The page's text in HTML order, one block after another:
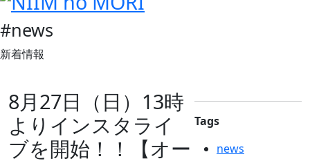
#news
新着情報
8月27日（日）13時
よりインスタライ
ブを開始！！【オー
Tags
news